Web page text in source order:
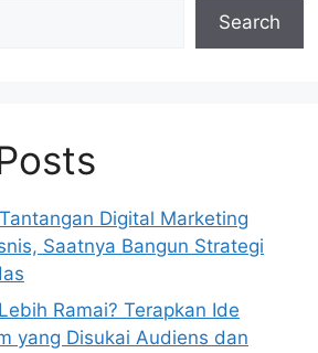
Search
Digital Marketing
Saatnya Bangun Strategi
Ramai? Terapkan Ide
yang Disukai Audiens dan